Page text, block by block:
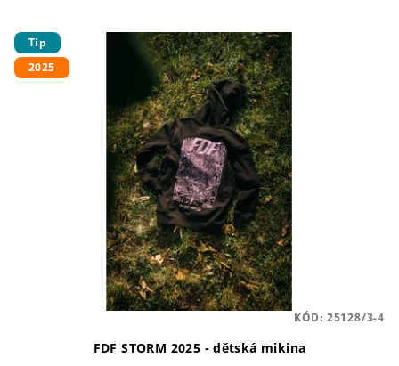
Tip
2025
FDF STORM 2025 - dětská mikina
KÓD: 25128/3-4